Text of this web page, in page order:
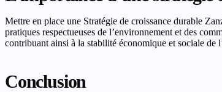
Mettre en place une Stratégie de croissance durable
pratiques respectueuses de l’environnement et des
contribuant ainsi à la stabilité économique et sociale
Conclusion